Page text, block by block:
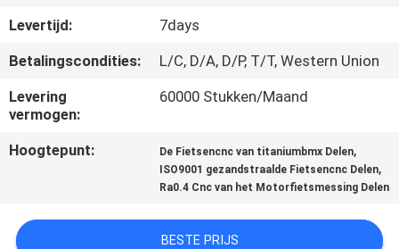
NIEUWS
VRAAG
EEN
SITEMAP
Levertijd:
7days
Betalingscondities:
L/C, D/A, D/P, T/T, Western Union
Levering
vermogen:
60000 Stukken/Maand
Hoogtepunt: De Fietsencnc van titaniumbmx Delen,
ISO9001 gezandstraalde Fietsencnc Delen,
Ra0.4 Cnc van het Motorfietsmessing Delen
BESTE PRIJS